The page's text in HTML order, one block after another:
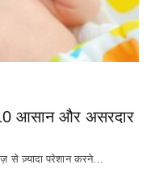
आसान और असरदार
से ज़्यादा परेशान करने…